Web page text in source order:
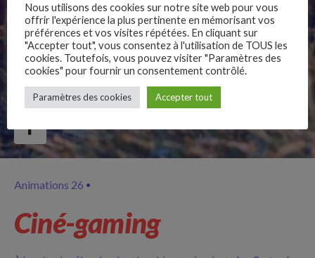
Follow Us
Animations 26
Ciné-gaming
Nous utilisons des cookies sur notre site web pour vous
offrir l'expérience la plus pertinente en mémorisant vos
préférences et vos visites répétées. En cliquant sur
"Accepter tout", vous consentez à l'utilisation de TOUS les
cookies. Toutefois, vous pouvez visiter "Paramètres des
cookies" pour fournir un consentement contrôlé.
Paramètres des cookies Accepter tout